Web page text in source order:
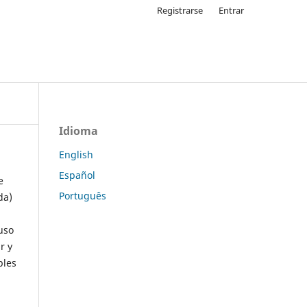
Registrarse Entrar
y
Idioma
English
Español
Português